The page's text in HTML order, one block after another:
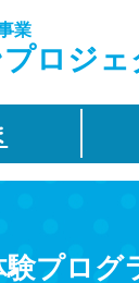
業
ロジェ
プログ